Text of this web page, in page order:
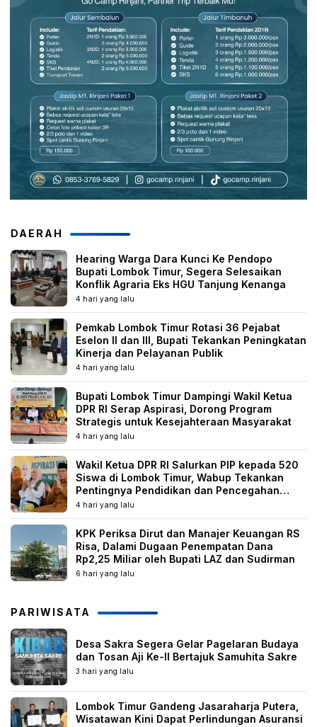
DAERAH
Hearing Warga Dara Kunci Ke Pendopo
Bupati Lombok Timur, Segera Selesaikan
Konflik Agraria Eks HGU Tanjung Kenanga
4 hari yang lalu
Pemkab Lombok Timur Rotasi 36 Pejabat
Eselon II dan III, Bupati Tekankan Peningkatan
Kinerja dan Pelayanan Publik
4 hari yang lalu
Bupati Lombok Timur Dampingi Wakil Ketua
DPR RI Serap Aspirasi, Dorong Program
Strategis untuk Kesejahteraan Masyarakat
4 hari yang lalu
Wakil Ketua DPR RI Salurkan PIP kepada 520
Siswa di Lombok Timur, Wabup Tekankan
Pentingnya Pendidikan dan Pencegahan
Perkawinan Anak
4 hari yang lalu
KPK Periksa Dirut dan Manajer Keuangan RS
Risa, Dalami Dugaan Penempatan Dana
Rp2,25 Miliar oleh Bupati LAZ dan Sudirman
6 hari yang lalu
PARIWISATA
Desa Sakra Segera Gelar Pagelaran Budaya
dan Tosan Aji Ke-II Bertajuk Samuhita Sakre
3 hari yang lalu
Lombok Timur Gandeng Jasaraharja Putera,
Wisatawan Kini Dapat Perlindungan Asuransi